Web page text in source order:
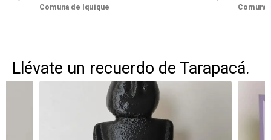
Comuna de Iquique Comuna
Llévate un recuerdo de Tarapacá.